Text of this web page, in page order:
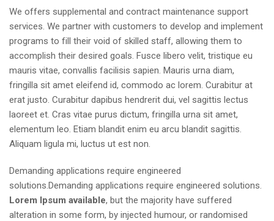
We offers supplemental and contract maintenance support
services. We partner with customers to develop and implement
programs to fill their void of skilled staff, allowing them to
accomplish their desired goals. Fusce libero velit, tristique eu
mauris vitae, convallis facilisis sapien. Mauris urna diam,
fringilla sit amet eleifend id, commodo ac lorem. Curabitur at
erat justo. Curabitur dapibus hendrerit dui, vel sagittis lectus
laoreet et. Cras vitae purus dictum, fringilla urna sit amet,
elementum leo. Etiam blandit enim eu arcu blandit sagittis.
Aliquam ligula mi, luctus ut est non.
Demanding applications require engineered
solutions.Demanding applications require engineered solutions.
Lorem Ipsum available, but the majority have suffered
alteration in some form, by injected humour, or randomised